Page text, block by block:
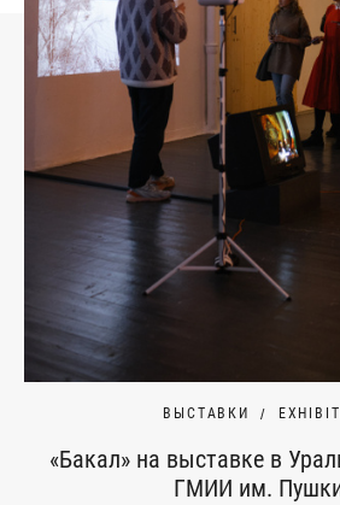
ВЫСТАВКИ
«Бакал» на выставке в
ГМИИ им.